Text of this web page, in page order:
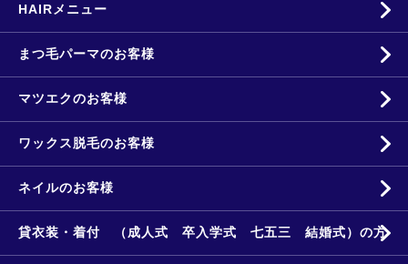
HAIRメニュー
まつ毛パーマのお客様
マツエクのお客様
ワックス脱毛のお客様
ネイルのお客様
貸衣装・着付 （成人式 卒入学式 七五三 結婚式）の方